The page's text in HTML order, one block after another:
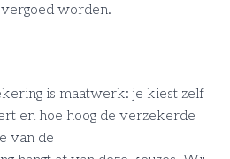
worden.
is maatwerk: je kiest zelf
en hoe hoog de verzekerde
van de